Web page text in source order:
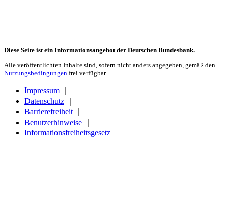
Diese Seite ist ein Informationsangebot der Deutschen Bundesbank.
Alle veröffentlichten Inhalte sind, sofern nicht anders angegeben, gemäß den
Nutzungsbedingungen frei verfügbar.
Impressum
Datenschutz
Barrierefreiheit｜
Benutzerhinweise
Informationsfreiheitsgesetz